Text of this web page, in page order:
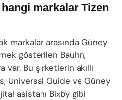
hangi markalar Tizen
markalar arasında Güney
gösterilen Bauhn,
var. Bu şirketlerin akıllı
Universal Guide ve Güney
asistanı Bixby gibi